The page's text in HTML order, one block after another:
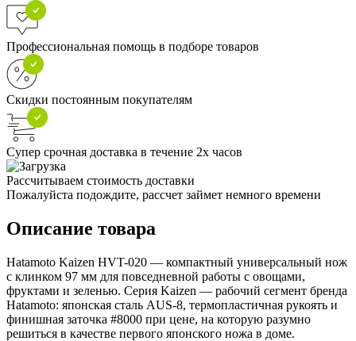
Профессиональная помощь в подборе товаров
Скидки постоянным покупателям
Супер срочная доставка в течение 2х часов
Рассчитываем стоимость доставки
Пожалуйста подождите, рассчет займет немного времени
Описание товара
Hatamoto Kaizen HVT-020 — компактный универсальный нож
с клинком 97 мм для повседневной работы с овощами,
фруктами и зеленью. Серия Kaizen — рабочий сегмент бренда
Hatamoto: японская сталь AUS-8, термопластичная рукоять и
финишная заточка #8000 при цене, на которую разумно
решиться в качестве первого японского ножа в доме.